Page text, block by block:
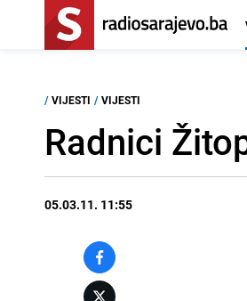
/ VIJESTI / VIJESTI
Radnici
05.03.11. 11:55